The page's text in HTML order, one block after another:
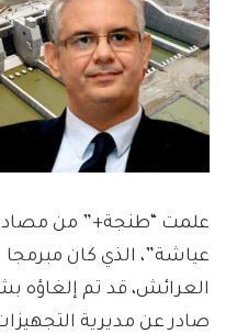
علمت “طنجة+” من
عياشة”، الذي كان
العرائش، قد تم إلغاؤه
صادر عن مديرية